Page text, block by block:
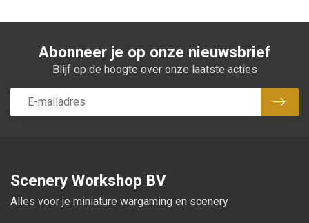
Abonneer je op onze nieuwsbrief
Blijf op de hoogte over onze laatste acties
Scenery Workshop BV
Alles voor je miniature wargaming en scenery